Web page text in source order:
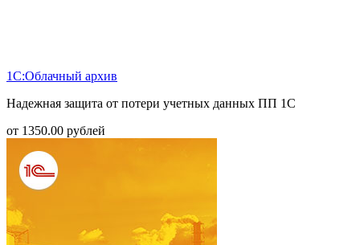
1С:Облачный архив
Надежная защита от потери учетных данных ПП 1С
от 1350.00 рублей